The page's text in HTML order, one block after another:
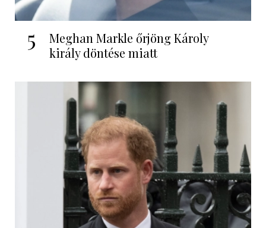
5
Meghan Markle őrjöng Károly
király döntése miatt